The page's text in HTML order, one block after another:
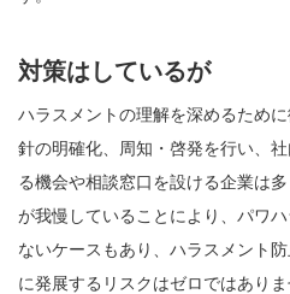
対策はしているが
ハラスメントの理解を深めるため
針の明確化、周知・啓発を行い、
る機会や相談窓口を設ける企業は
が我慢していることにより、パワ
ないケースもあり、ハラスメント
に発展するリスクはゼロではありま